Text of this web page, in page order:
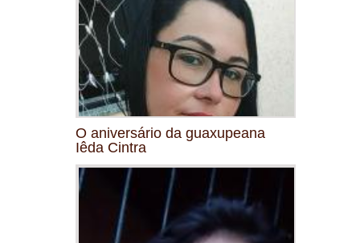
O aniversário da guaxupeana
Iêda Cintra